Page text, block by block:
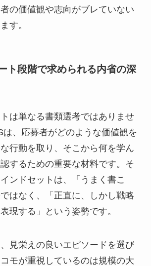
の価値観や志向がブレていない
す。
ト段階で求められる内省の深
は単なる書類選考ではありませ
は、応募者がどのような価値観を
行動を取り、そこから何を学ん
するための重要な材料です。そ
ンドセットは、「うまく書こ
はなく、「正直に、しかし戦略
現する」という姿勢です。
見栄えの良いエピソードを選び
モが重視しているのは規模の大